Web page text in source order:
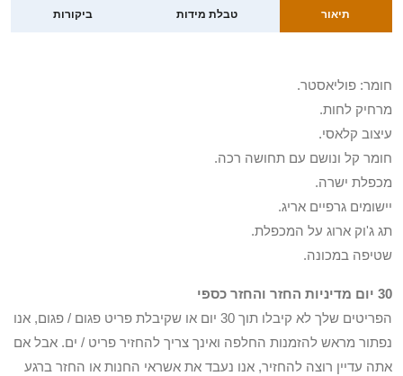
תיאור טבלת מידות ביקורות
חומר: פוליאסטר.
מרחיק לחות.
עיצוב קלאסי.
חומר קל ונושם עם תחושה רכה.
מכפלת ישרה.
יישומים גרפיים אריג.
תג ג'וק ארוג על המכפלת.
שטיפה במכונה.
30 יום מדיניות החזר והחזר כספי
הפריטים שלך לא קיבלו תוך 30 יום או שקיבלת פריט פגום / פגום, אנו
נפתור מראש להזמנות החלפה ואינך צריך להחזיר פריט / ים. אבל אם
אתה עדיין רוצה להחזיר, אנו נעבד את אשראי החנות או החזר ברגע